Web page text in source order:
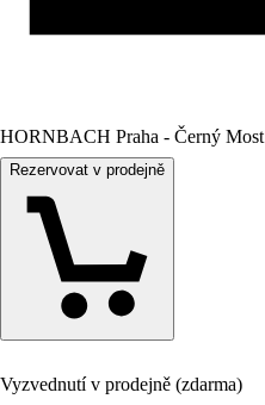
HORNBACH Praha - Černý Most
Rezervovat v prodejně
Vyzvednutí v prodejně (zdarma)